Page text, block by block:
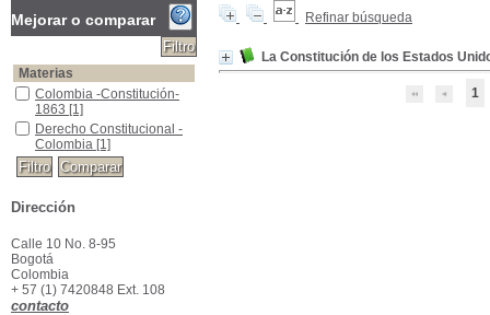
Refinar búsqueda
La Constitución de los Estados
1
Mejorar o comparar
Materias
Colombia -Constitución-1863
Colombia -Constitución-
1863 [1]
Derecho Constitucional -Colombia
Derecho Constitucional -
Colombia [1]
Dirección
Calle 10 No. 8-95
Bogotá
Colombia
+ 57 (1) 7420848 Ext. 108
contacto